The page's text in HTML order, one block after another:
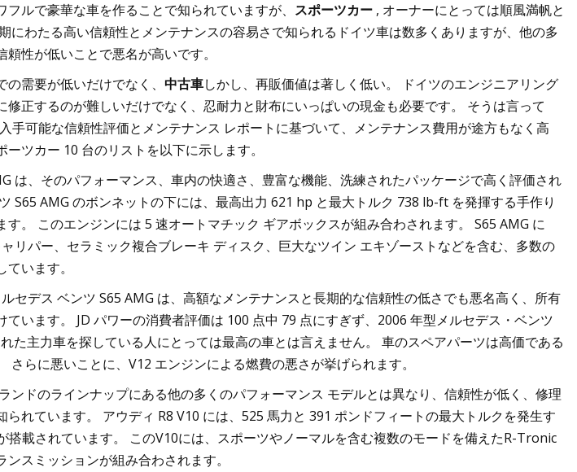
ルで豪華な車を作ることで知られていますが、 スポーツカー , オーナーにとっては順風満帆と
にわたる高い信頼性とメンテナンスの容易さで知られるドイツ車は数多くありますが、他の多
性が低いことで悪名が高いです。
需要が低いだけでなく、 中古車しかし、再販価値は著しく低い。 ドイツのエンジニアリング
修正するのが難しいだけでなく、忍耐力と財布にいっぱいの現金も必要です。 そうは言って
手可能な信頼性評価とメンテナンス レポートに基づいて、メンテナンス費用が途方もなく高
ツカー 10 台のリストを以下に示します。
は、そのパフォーマンス、車内の快適さ、豊富な機能、洗練されたパッケージで高く評価され
S65 AMG のボンネットの下には、最高出力 621 hp と最大トルク 738 lb-ft を発揮する手作り
す。 このエンジンには 5 速オートマチック ギアボックスが組み合わされます。 S65 AMG に
リパー、セラミック複合ブレーキ ディスク、巨大なツイン エキゾーストなどを含む、多数の
います。
セデス ベンツ S65 AMG は、高額なメンテナンスと長期的な信頼性の低さでも悪名高く、所有
います。 JD パワーの消費者評価は 100 点中 79 点にすぎず、2006 年型メルセデス・ベンツ
た主力車を探している人にとっては最高の車とは言えません。 車のスペアパーツは高価である
さらに悪いことに、V12 エンジンによる燃費の悪さが挙げられます。
ンドのラインナップにある他の多くのパフォーマンス モデルとは異なり、信頼性が低く、修理
られています。 アウディ R8 V10 には、525 馬力と 391 ポンドフィートの最大トルクを発生す
搭載されています。 このV10には、スポーツやノーマルを含む複数のモードを備えたR-Tronic
スミッションが組み合わされます。